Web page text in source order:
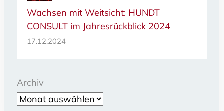
Wachsen mit Weitsicht: HUNDT
CONSULT im Jahresrückblick 2024
17.12.2024
Archiv